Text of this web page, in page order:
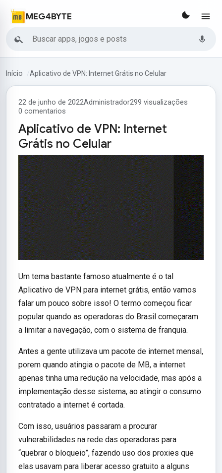
MEG4BYTE
Início Aplicativo de VPN: Internet Grátis no Celular
22 de junho de 2022Administrador299 visualizações
0 comentarios
Aplicativo de VPN: Internet
Grátis no Celular
Um tema bastante famoso atualmente é o tal
Aplicativo de VPN para internet grátis, então vamos
falar um pouco sobre isso! O termo começou ficar
popular quando as operadoras do Brasil começaram
a limitar a navegação, com o sistema de franquia.
Antes a gente utilizava um pacote de internet mensal,
porem quando atingia o pacote de MB, a internet
apenas tinha uma redução na velocidade, mas após a
implementação desse sistema, ao atingir o consumo
contratado a internet é cortada.
Com isso, usuários passaram a procurar
vulnerabilidades na rede das operadoras para
“quebrar o bloqueio”, fazendo uso dos proxies que
elas usavam para liberar acesso gratuito a alguns